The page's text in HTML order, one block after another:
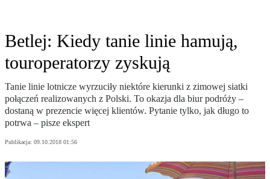
Betlej: Kiedy tanie linie hamują,
touroperatorzy zyskują
Tanie linie lotnicze wyrzuciły niektóre kierunki z zimowej siatki
połączeń realizowanych z Polski. To okazja dla biur podróży –
dostaną w prezencie więcej klientów. Pytanie tylko, jak długo to
potrwa – pisze ekspert
Publikacja: 09.10.2018 01:56